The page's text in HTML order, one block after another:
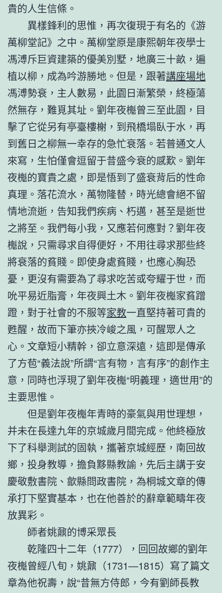
貴的人生信條。
異樣鋒利的思惟，再次復現于有名的《游
萬柳堂記》之中。萬柳堂原是康熙朝年夜學士
馮溥斥巨資建築的優美別墅，地廣三十畝，遍
植以柳，成為吟游勝地。但是，跟著講座場地
馮溥勢衰，主人數易，此園日漸繁榮，終極蕩
然無存，難覓其址。劉年夜櫆曾三至此園，目
擊了它從另有亭臺樓榭，到飛橋塌臥于水，再
到舊日之柳無一幸存的急忙衰落。若普通文人
來寫，生怕僅會逗留于昔盛今衰的感歎。劉年
夜櫆的寶貴之處，即是悟到了盛衰背后的性命
真理。落花流水，萬物隆替，時光總會絕不留
情地流逝，告知我們疾病、朽邁，甚至是逝世
之將至。我們每小我，又應若何應對？劉年夜
櫆說，只需尋求自得便好，不用往尋求那些終
將衰落的貧賤。即使身處貧賤，也應心胸恐
憂，更沒有需要為了尋求吃苦或夸耀于世，而
吮平易近脂膏，年夜興土木。劉年夜櫆家貧蹭
蹬，對于社會的不服等家教一直堅持著可貴的
甦醒，故而下筆亦挾冷峻之風，可醒眾人之
心。文章短小精幹，卻立意深遠，這即是傳承
了方苞“義法說”所謂“言有物，言有序”的創作主
意，同時也浮現了劉年夜櫆“明義理，適世用”的
主要思惟。
但是劉年夜櫆年青時的豪氣與用世理想，
并未在長達九年的京城歲月間完成。他終極放
下了科舉測試的固執，攜著京城經歷，南回故
鄉，投身教導，擔負黟縣教諭，先后主講于安
慶敬敷書院、歙縣問政書院，為桐城文章的傳
承打下堅實基本，也在他善於的辭章範疇年夜
放異彩。
師者姚鼐的博采眾長
乾隆四十二年（1777），回回故鄉的劉年
夜櫆曾經八旬，姚鼐（1731—1815）寫了篇文
章為他祝壽，說“昔無方侍郎，今有劉師長教